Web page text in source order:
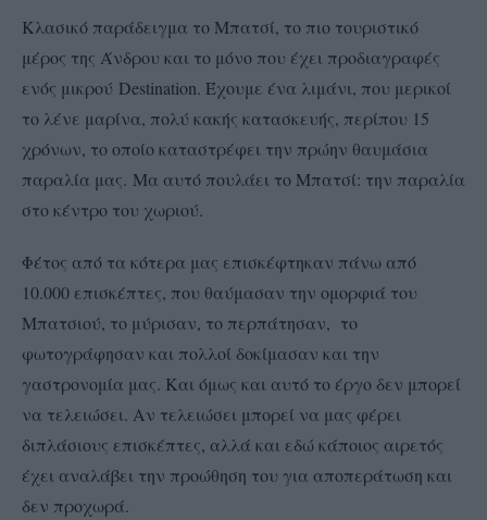
Κλασικό παράδειγμα το Μπατσί, το πιο τουριστικό
μέρος της Άνδρου και το μόνο που έχει προδιαγραφές
ενός μικρού Destination. Έχουμε ένα λιμάνι, που μερικοί
το λένε μαρίνα, πολύ κακής κατασκευής, περίπου 15
χρόνων, το οποίο καταστρέφει την πρώην θαυμάσια
παραλία μας. Μα αυτό πουλάει το Μπατσί: την παραλία
στο κέντρο του χωριού.
Φέτος από τα κότερα μας επισκέφτηκαν πάνω από
10.000 επισκέπτες, που θαύμασαν την ομορφιά του
Μπατσιού, το μύρισαν, το περπάτησαν, το
φωτογράφησαν και πολλοί δοκίμασαν και την
γαστρονομία μας. Και όμως και αυτό το έργο δεν μπορεί
να τελειώσει. Αν τελειώσει μπορεί να μας φέρει
διπλάσιους επισκέπτες, αλλά και εδώ κάποιος αιρετός
έχει αναλάβει την προώθηση του για αποπεράτωση και
δεν προχωρά.